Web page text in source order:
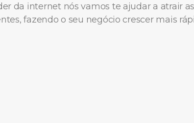
da internet nós vamos te ajudar a atrair
fazendo o seu negócio crescer mais